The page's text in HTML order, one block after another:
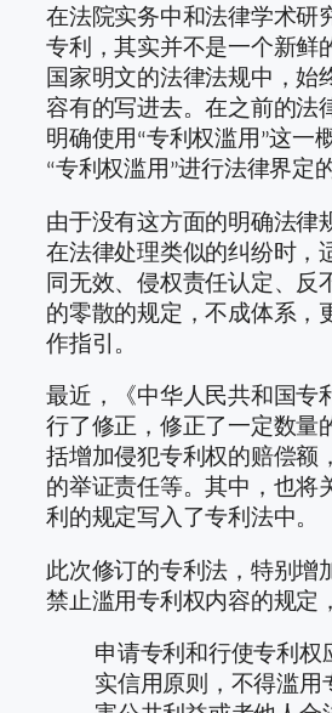
在法院实务中和法律学术研
专利，其实并不是一个新鲜
国家明文的法律法规中，始
容有的写进去。在之前的法
明确使用“专利权滥用”这一
“专利权滥用”进行法律界定
由于没有这方面的明确法律
在法律处理类似的纠纷时，
同无效、侵权责任认定、反
的零散的规定，不成体系，
作指引。
最近，《中华人民共和国专
行了修正，修正了一定数量
括增加侵犯专利权的赔偿额
的举证责任等。其中，也将
利的规定写入了专利法中。
此次修订的专利法，特别增
禁止滥用专利权内容的规定
申请专利和行使专利权
实信用原则，不得滥用